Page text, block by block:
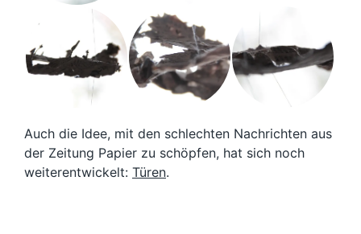
Auch die Idee, mit den schlechten Nachrichten aus
der Zeitung Papier zu schöpfen, hat sich noch
weiterentwickelt: Türen.